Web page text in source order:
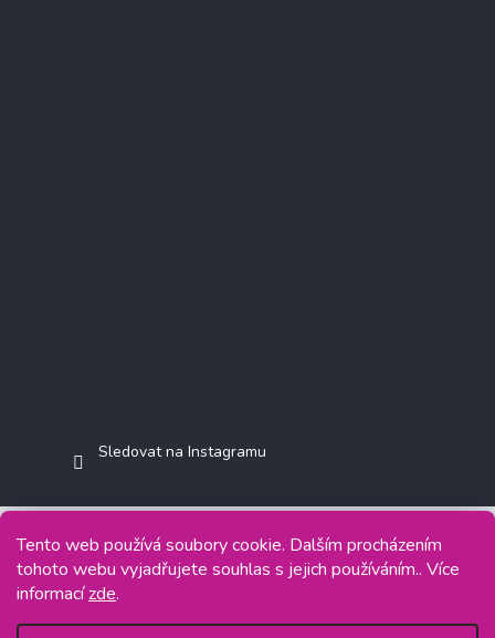
Tento web používá soubory cookie. Dalším procházením
tohoto webu vyjadřujete souhlas s jejich používáním.. Více
informacízde.
Sledovat na Instagramu
Copyright 2026Jasminkashop.cz. Všechna práva vyhrazena.